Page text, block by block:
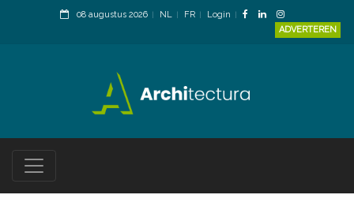
08 augustus 2026 NL FR
Login
ADVERTEREN